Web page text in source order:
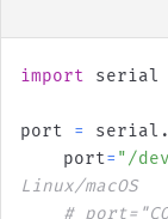
import
port = serial .
    port
= "/
Linux/macOS
#